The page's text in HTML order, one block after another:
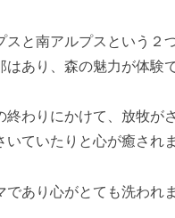
スと南アルプスという２
はあり、森の魅力が体験
終わりにかけて、放牧が
いていたりと心が癒されま
であり心がとても洗われま